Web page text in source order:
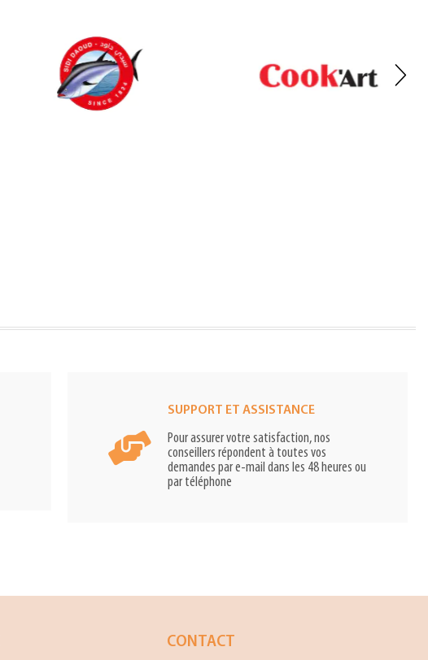
SUPPORT ET ASSISTANCE
Pour assurer votre satisfaction, nos
conseillers répondent à toutes vos
demandes par e-mail dans les 48 heures ou
par téléphone
CONTACT